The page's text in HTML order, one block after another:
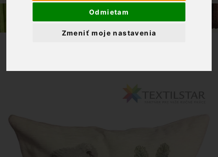
Odmietam
Zmeniť moje nastavenia